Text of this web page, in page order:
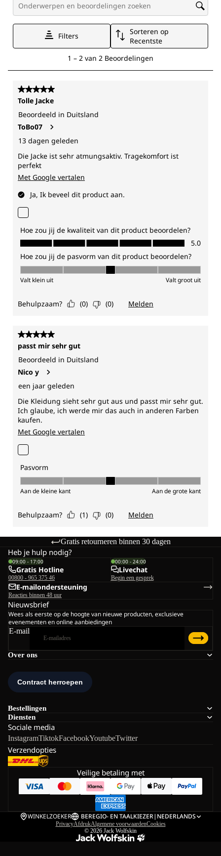
Gratis retourneren binnen 30 dagen
Over ons
Bestellingen
Diensten
Sociale media
InstagramTiktokFacebookYoutubeTwitter
Verzendopties
Heb je hulp nodig?
09:00 - 17:00
Gratis Hotline
00800 - 965 375 46
00:00 - 24:00
Livechat
Begin een gesprek
E-mailondersteuning
Reacties binnen 48 uur
Nieuwsbrief
Wees als eerste op de hoogte van nieuwe producten, exclusieve
evenementen en online aanbiedingen
E-mail
Veilige betaling met
WINKELZOEKER BEREGIO- EN TAALKIEZER| NEDERLANDS
PrivacyAfdrukAlgemene voorwaardenCookies
© 2026 Jack Wolfskin